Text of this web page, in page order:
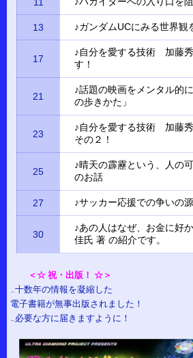
13 ♪ガンダムUCにみる世界観
17
♪自分を愛する技術 加藤
す！
21
♪話題の映画をメンタル的
の歩きかた」
23
♪自分を愛する技術 加藤
その２！
25
♪晴天の霹靂という、人の
のお話
27 ♪サッカー応援での争いの
30
♪あの人はなぜ、お金に好
佳氏 著 の紹介です。
＜☆ 祝・出版！ ☆＞
…十数年の情報を凝縮した
電子書籍が無事出版されました！
…必要な方に届きますように！